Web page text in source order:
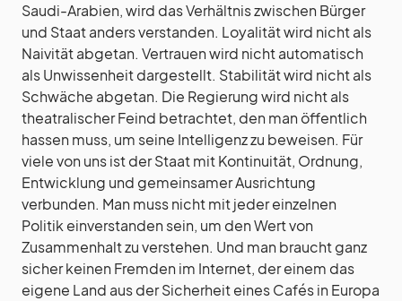
Saudi-Arabien, wird das Verhältnis zwischen Bürger
und Staat anders verstanden. Loyalität wird nicht als
Naivität abgetan. Vertrauen wird nicht automatisch
als Unwissenheit dargestellt. Stabilität wird nicht als
Schwäche abgetan. Die Regierung wird nicht als
theatralischer Feind betrachtet, den man öffentlich
hassen muss, um seine Intelligenz zu beweisen. Für
viele von uns ist der Staat mit Kontinuität, Ordnung,
Entwicklung und gemeinsamer Ausrichtung
verbunden. Man muss nicht mit jeder einzelnen
Politik einverstanden sein, um den Wert von
Zusammenhalt zu verstehen. Und man braucht ganz
sicher keinen Fremden im Internet, der einem das
eigene Land aus der Sicherheit eines Cafés in Europa